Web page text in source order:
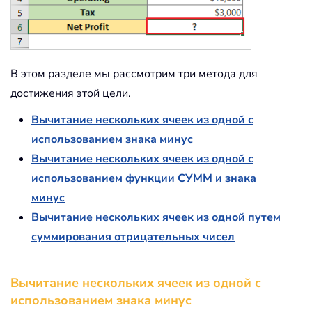
В этом разделе мы рассмотрим три метода для
достижения этой цели.
Вычитание нескольких ячеек из одной с
использованием знака минус
Вычитание нескольких ячеек из одной с
использованием функции СУММ и знака
минус
Вычитание нескольких ячеек из одной путем
суммирования отрицательных чисел
Вычитание нескольких ячеек из одной с
использованием знака минус